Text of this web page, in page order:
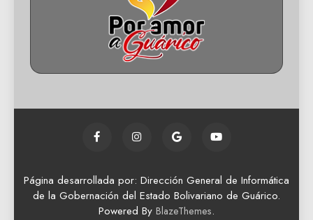
Página desarrollada por: Dirección General de Informática
de la Gobernación del Estado Bolivariano de Guárico.
Powered By BlazeThemes.